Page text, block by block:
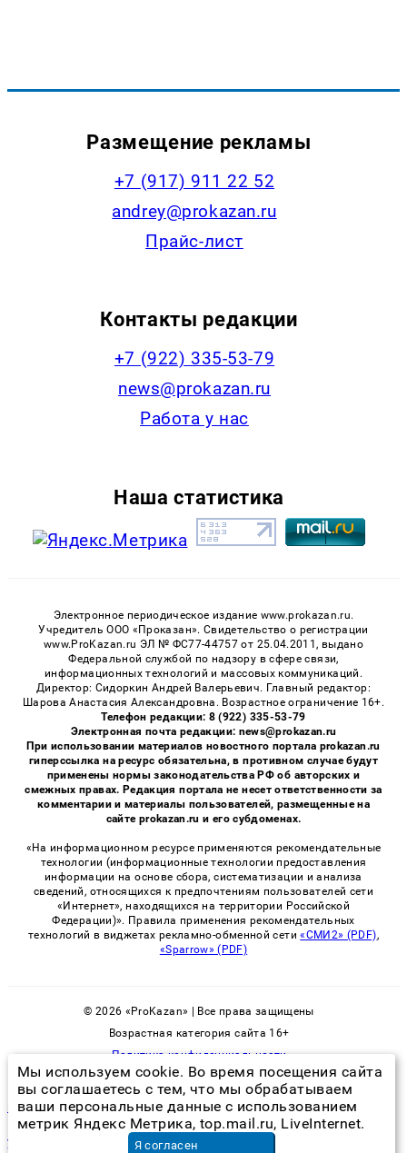
Размещение рекламы
+7 (917) 911 22 52
andrey@prokazan.ru
Прайс-лист
Контакты редакции
+7 (922) 335-53-79
news@prokazan.ru
Работа у нас
Наша статистика
Электронное периодическое издание www.prokazan.ru.
Учредитель ООО «Проказан». Cвидетельство о регистрации
www.ProKazan.ru ЭЛ № ФС77-44757 от 25.04.2011, выдано
Федеральной службой по надзору в сфере связи,
информационных технологий и массовых коммуникаций.
Директор: Сидоркин Андрей Валерьевич. Главный редактор:
Шарова Анастасия Александровна. Возрастное ограничение 16+.
Телефон редакции: 8 (922) 335-53-79
Электронная почта редакции: news@prokazan.ru
При использовании материалов новостного портала prokazan.ru
гиперссылка на ресурс обязательна, в противном случае будут
применены нормы законодательства РФ об авторских и
смежных правах. Редакция портала не несет ответственности за
комментарии и материалы пользователей, размещенные на
сайте prokazan.ru и его субдоменах.
«На информационном ресурсе применяются рекомендательные
технологии (информационные технологии предоставления
информации на основе сбора, систематизации и анализа
сведений, относящихся к предпочтениям пользователей сети
«Интернет», находящихся на территории Российской
Федерации)». Правила применения рекомендательных
технологий в виджетах рекламно-обменной сети«СМИ2» (PDF),
«Sparrow» (PDF)
© 2026 «ProKazan» | Все права защищены
Возрастная категория сайта 16+
Политика конфиденциальности
как избавиться от запаха плесени в доме из подпола
установка электросчетчика уфав Уфе
Мы используем cookie. Во время посещения сайта
вы соглашаетесь с тем, что мы обрабатываем
ваши персональные данные с использованием
метрик Яндекс Метрика, top.mail.ru, LiveInternet.
Я согласен